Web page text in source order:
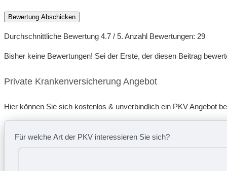
Bewertung Abschicken
Durchschnittliche Bewertung 4.7 / 5. Anzahl Bewertungen: 29
Bisher keine Bewertungen! Sei der Erste, der diesen Beitrag
Private Krankenversicherung Angebot
Hier können Sie sich kostenlos & unverbindlich ein PKV Angebot
Für welche Art der PKV interessieren Sie sich?